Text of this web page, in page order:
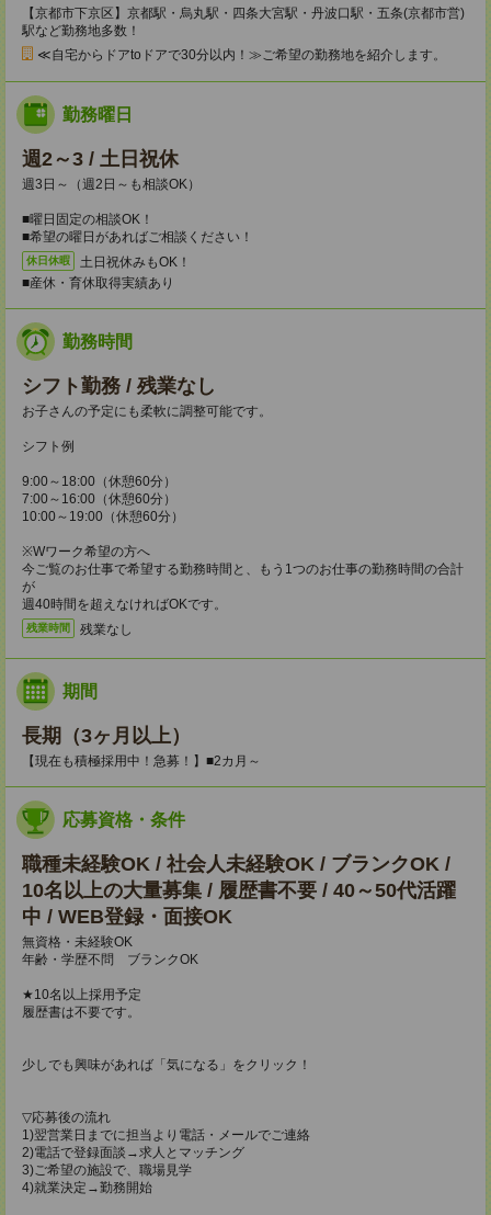
【京都市下京区】京都駅・烏丸駅・四条大宮駅・丹波口駅・五条(京都市営)
駅など勤務地多数！
≪自宅からドアtoドアで30分以内！≫ご希望の勤務地を紹介します。
勤務曜日
週2～3 / 土日祝休
週3日～（週2日～も相談OK）
■曜日固定の相談OK！
■希望の曜日があればご相談ください！
休日休暇
土日祝休みもOK！
■産休・育休取得実績あり
勤務時間
シフト勤務 / 残業なし
お子さんの予定にも柔軟に調整可能です。
シフト例
9:00～18:00（休憩60分）
7:00～16:00（休憩60分）
10:00～19:00（休憩60分）
※Wワーク希望の方へ
今ご覧のお仕事で希望する勤務時間と、もう1つのお仕事の勤務時間の合計
が
週40時間を超えなければOKです。
残業時間 残業なし
期間
長期（3ヶ月以上）
【現在も積極採用中！急募！】■2カ月～
応募資格・条件
職種未経験OK / 社会人未経験OK / ブランクOK /
10名以上の大量募集 / 履歴書不要 / 40～50代活躍
中 / WEB登録・面接OK
無資格・未経験OK
年齢・学歴不問 ブランクOK
★10名以上採用予定
履歴書は不要です。
少しでも興味があれば「気になる」をクリック！
▽応募後の流れ
1)翌営業日までに担当より電話・メールでご連絡
2)電話で登録面談→求人とマッチング
3)ご希望の施設で、職場見学
4)就業決定→勤務開始